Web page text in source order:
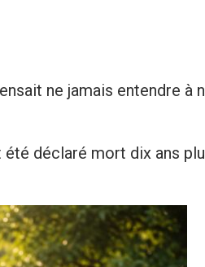
ne jamais entendre à
été déclaré mort dix ans